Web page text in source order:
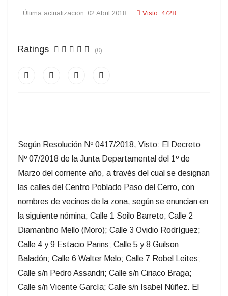
Última actualización: 02 Abril 2018 Visto: 4728
Ratings (0)
Según Resolución Nº 0417/2018, Visto: El Decreto
Nº 07/2018 de la Junta Departamental del 1º de
Marzo del corriente año, a través del cual se designan
las calles del Centro Poblado Paso del Cerro, con
nombres de vecinos de la zona, según se enuncian en
la siguiente nómina; Calle 1 Soilo Barreto; Calle 2
Diamantino Mello (Moro); Calle 3 Ovidio Rodríguez;
Calle 4 y 9 Estacio Parins; Calle 5 y 8 Guilson
Baladón; Calle 6 Walter Melo; Calle 7 Robel Leites;
Calle s/n Pedro Assandri; Calle s/n Ciriaco Braga;
Calle s/n Vicente García; Calle s/n Isabel Núñez. El